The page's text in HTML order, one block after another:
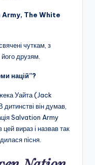
Army, The White
чуткам, з
друзям.
націй”?
Уайта (Jack
він думав,
Salvation Army
вираз і назвав так
пісня.